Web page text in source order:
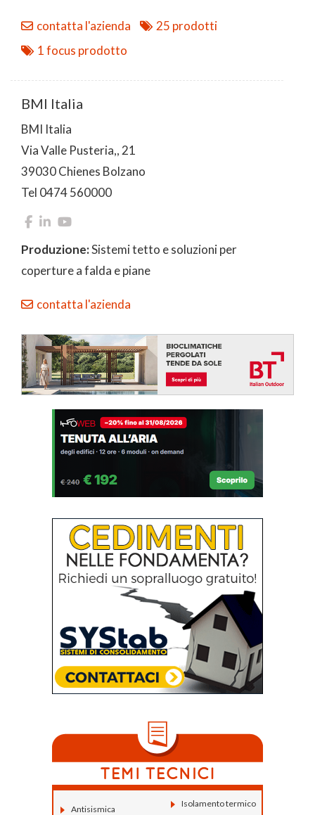
contatta l'azienda
25 prodotti
1 focus prodotto
BMI Italia
BMI Italia
Via Valle Pusteria,, 21
39030 Chienes Bolzano
Tel 0474 560000
Produzione:Sistemi tetto e soluzioni per
coperture a falda e piane
contatta l'azienda
Antisismica
Isolamento termico